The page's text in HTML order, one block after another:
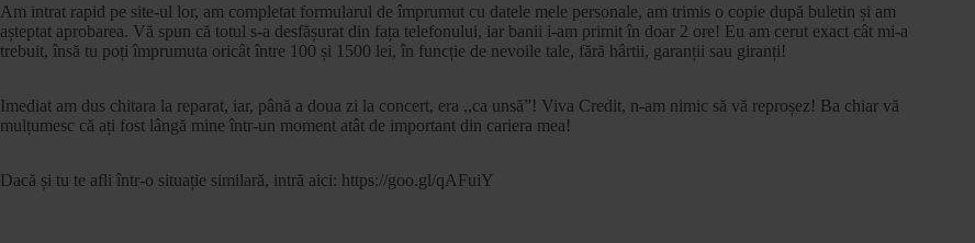
Am intrat rapid pe site-ul lor, am completat formularul de împrumut cu datele mele personale, am trimis o copie după buletin și am
așteptat aprobarea. Vă spun că totul s-a desfășurat din fața telefonului, iar banii i-am primit în doar 2 ore! Eu am cerut exact cât mi-a
trebuit, însă tu poți împrumuta oricât între 100 și 1500 lei, în funcție de nevoile tale, fără hârtii, garanții sau giranți!
Imediat am dus chitara la reparat, iar, până a doua zi la concert, era ,,ca unsă”! Viva Credit, n-am nimic să vă reproșez! Ba chiar vă
mulțumesc că ați fost lângă mine într-un moment atât de important din cariera mea!
Dacă și tu te afli într-o situație similară, intră aici: https://goo.gl/qAFuiY